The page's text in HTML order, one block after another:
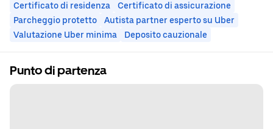
Certificato di residenza
Certificato di assicurazione
Parcheggio protetto
Autista partner esperto su Uber
Valutazione Uber minima
Deposito cauzionale
Punto di partenza